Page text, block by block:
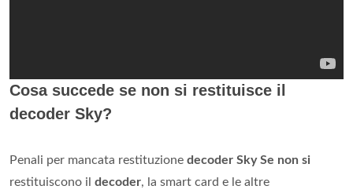
Cosa succede se non si restituisce il
decoder Sky?
Penali per mancata restituzione decoder Sky Se non si
restituiscono il decoder, la smart card e le altre